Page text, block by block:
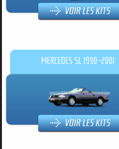
MERCEDES SL 1990-2001